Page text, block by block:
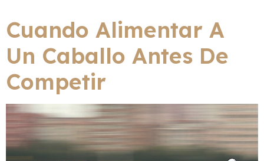
Cuando Alimentar A
Un Caballo Antes De
Competir